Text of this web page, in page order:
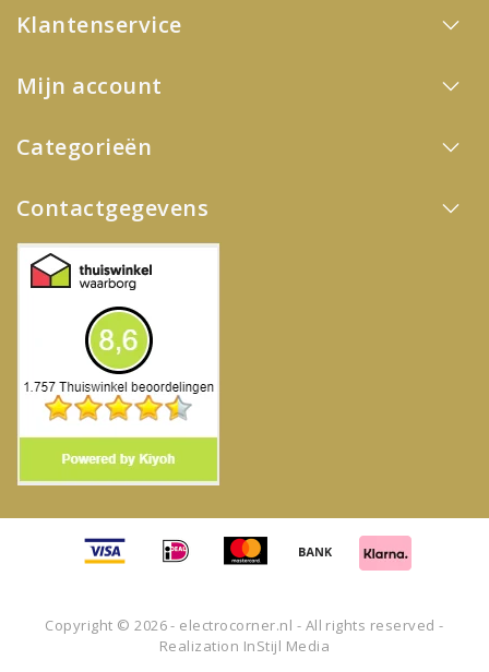
Klantenservice
Mijn account
Categorieën
Contactgegevens
Copyright © 2026 - electrocorner.nl - All rights reserved -
Realization InStijl Media